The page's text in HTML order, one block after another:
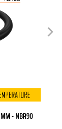
MM - NBR90